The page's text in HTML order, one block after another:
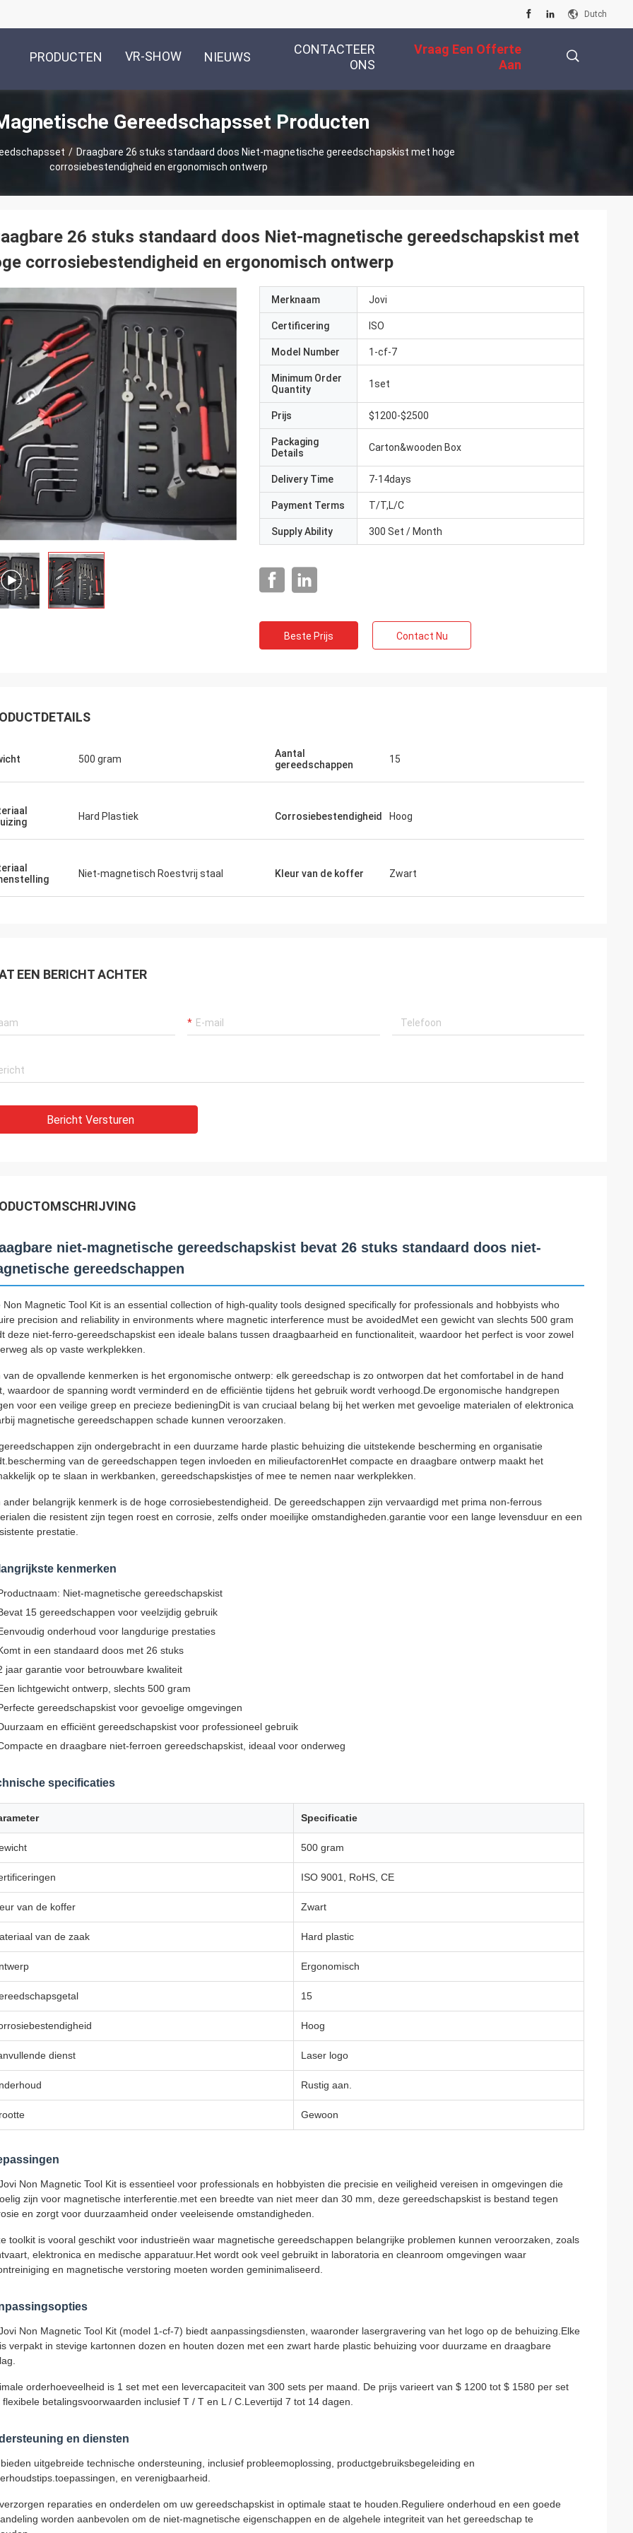
Dutch
PRODUCTEN VR-SHOW NIEUWS
CONTACTEER
ONS
Vraag Een Offerte
Aan
Gereedschapsset Producten
/ Draagbare 26 stuks standaard doos Niet-magnetische gereedschapskist met hoge
corrosiebestendigheid en ergonomisch ontwerp
Ana
26 stuks standaard doos Niet-magnetische gereedschapskist met
corrosiebestendigheid en ergonomisch ontwerp
Merknaam Jovi
Certificering ISO
Model Number 1-cf-7
Minimum Order
Quantity
1set
Prijs $1200-$2500
Packaging
Details
Carton&wooden Box
Delivery Time 7-14days
Payment Terms T/T,L/C
Supply Ability 300 Set / Month
Beste Prijs Contact Nu
500 gram
Aantal
gereedschappen
15
Hard Plastiek Corrosiebestendigheid Hoog
Niet-magnetisch Roestvrij staal Kleur van de koffer Zwart
EEN BERICHT ACHTER
Bericht Versturen
niet-magnetische gereedschapskist bevat 26 stuks standaard doos niet-
gereedschappen
Non Magnetic Tool Kit is an essential collection of high-quality tools designed specifically for professionals and hobbyists who
precision and reliability in environments where magnetic interference must be avoidedMet een gewicht van slechts 500 gram
deze niet-ferro-gereedschapskist een ideale balans tussen draagbaarheid en functionaliteit, waardoor het perfect is voor zowel
als op vaste werkplekken.
van de opvallende kenmerken is het ergonomische ontwerp: elk gereedschap is zo ontworpen dat het comfortabel in de hand
waardoor de spanning wordt verminderd en de efficiëntie tijdens het gebruik wordt verhoogd.De ergonomische handgrepen
voor een veilige greep en precieze bedieningDit is van cruciaal belang bij het werken met gevoelige materialen of elektronica
magnetische gereedschappen schade kunnen veroorzaken.
zijn ondergebracht in een duurzame harde plastic behuizing die uitstekende bescherming en organisatie
van de gereedschappen tegen invloeden en milieufactorenHet compacte en draagbare ontwerp maakt het
op te slaan in werkbanken, gereedschapskistjes of mee te nemen naar werkplekken.
ander belangrijk kenmerk is de hoge corrosiebestendigheid. De gereedschappen zijn vervaardigd met prima non-ferrous
die resistent zijn tegen roest en corrosie, zelfs onder moeilijke omstandigheden.garantie voor een lange levensduur en een
prestatie.
kenmerken
Niet-magnetische gereedschapskist
15 gereedschappen voor veelzijdig gebruik
onderhoud voor langdurige prestaties
in een standaard doos met 26 stuks
jaar garantie voor betrouwbare kwaliteit
lichtgewicht ontwerp, slechts 500 gram
gereedschapskist voor gevoelige omgevingen
en efficiënt gereedschapskist voor professioneel gebruik
en draagbare niet-ferroen gereedschapskist, ideaal voor onderweg
specificaties
Specificatie
500 gram
ISO 9001, RoHS, CE
van de koffer Zwart
van de zaak Hard plastic
Ergonomisch
15
Hoog
dienst Laser logo
Rustig aan.
Gewoon
Non Magnetic Tool Kit is essentieel voor professionals en hobbyisten die precisie en veiligheid vereisen in omgevingen die
zijn voor magnetische interferentie.met een breedte van niet meer dan 30 mm, deze gereedschapskist is bestand tegen
en zorgt voor duurzaamheid onder veeleisende omstandigheden.
toolkit is vooral geschikt voor industrieën waar magnetische gereedschappen belangrijke problemen kunnen veroorzaken, zoals
elektronica en medische apparatuur.Het wordt ook veel gebruikt in laboratoria en cleanroom omgevingen waar
en magnetische verstoring moeten worden geminimaliseerd.
Non Magnetic Tool Kit (model 1-cf-7) biedt aanpassingsdiensten, waaronder lasergravering van het logo op de behuizing.Elke
verpakt in stevige kartonnen dozen en houten dozen met een zwart harde plastic behuizing voor duurzame en draagbare
orderhoeveelheid is 1 set met een levercapaciteit van 300 sets per maand. De prijs varieert van $ 1200 tot $ 1580 per set
flexibele betalingsvoorwaarden inclusief T / T en L / C.Levertijd 7 tot 14 dagen.
en diensten
uitgebreide technische ondersteuning, inclusief probleemoplossing, productgebruiksbegeleiding en
en verenigbaarheid.
reparaties en onderdelen om uw gereedschapskist in optimale staat te houden.Reguliere onderhoud en een goede
worden aanbevolen om de niet-magnetische eigenschappen en de algehele integriteit van het gereedschap te